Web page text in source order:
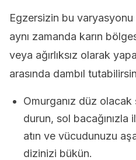
Egzersizin bu
aynı zamanda karın
veya ağırlıksız olarak
arasında dambıl
Omurganız düz
durun, sol bacağınızla
atın ve vücudunuzu
dizinizi bükün.